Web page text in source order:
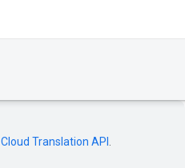
Cloud Translation API